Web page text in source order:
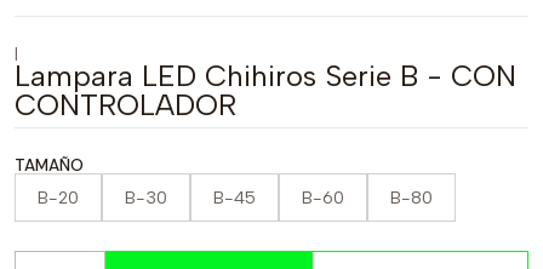
|
Lampara LED Chihiros Serie B - CON
CONTROLADOR
TAMAÑO
B-20 B-30 B-45 B-60 B-80